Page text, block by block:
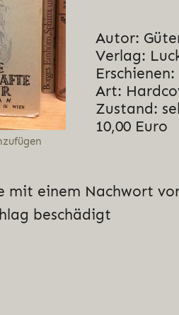
Autor:
Verlag:
Erschienen:
Art:
Zustand:
10,00 Euro
mit einem Nachwort
beschädigt